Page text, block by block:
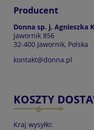
Producent
Donna sp. j. Agnieszka
Jawornik 856
32-400 Jawornik, Polska
kontakt@donna.pl
KOSZTY
CENA NIE ZAWIERA
PŁATNOŚCI
Kraj wysyłki: